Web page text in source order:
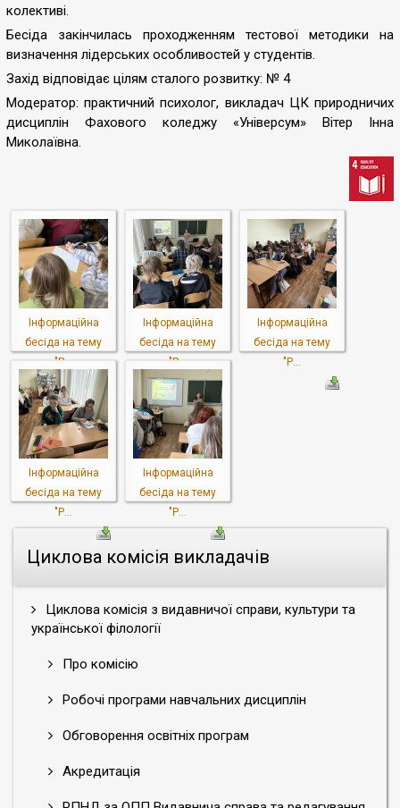
Циклова комісія викладачів
Циклова комісія з видавничої справи, культури та
української філології
Про комісію
Робочі програми навчальних дисциплін
Обговорення освітніх програм
Акредитація
колективі.
Бесіда закінчилась проходженням тестової методики на
визначення лідерських особливостей у студентів.
Захід відповідає цілям сталого розвитку: № 4
Модератор: практичний психолог, викладач ЦК природничих
дисциплін Фахового коледжу «Універсум» Вітер Інна
Миколаївна.
Інформаційна
бесіда на тему
"Р...
Інформаційна
бесіда на тему
"Р...
Інформаційна
бесіда на тему
"Р...
Інформаційна
бесіда на тему
"Р...
Інформаційна
бесіда на тему
"Р...